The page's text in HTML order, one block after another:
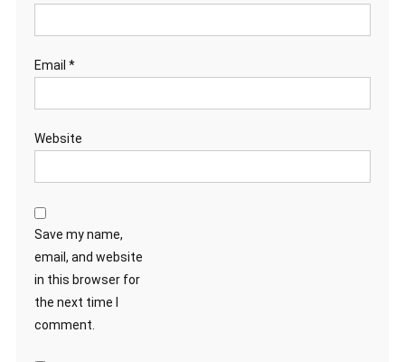
Email *
Website
Save my name,
email, and website
in this browser for
the next time I
comment.